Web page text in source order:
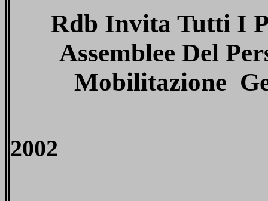
Rdb Invita Tutti I
Assemblee Del
Mobilitazione
2002